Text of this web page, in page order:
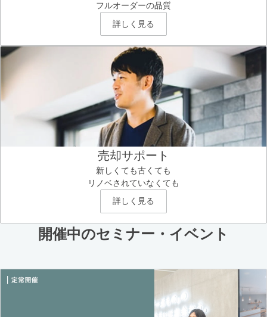
フルオーダーの品質
詳しく見る
売却サポート
新しくても古くても
リノベされていなくても
詳しく見る
開催中のセミナー・イベント